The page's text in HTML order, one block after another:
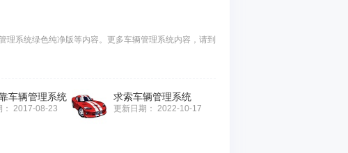
系统绿色纯净版等内容。更多车辆管理系统内容，请到
车辆管理系统
2017-08-23
求索车辆管理系统
更新日期： 2022-10-17